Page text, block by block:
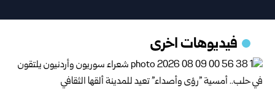
فيديوهات اخرى